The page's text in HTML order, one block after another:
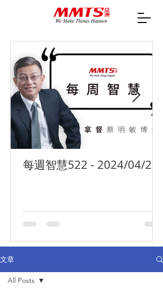
每週智慧522 - 2024/04/29
文章
All Posts